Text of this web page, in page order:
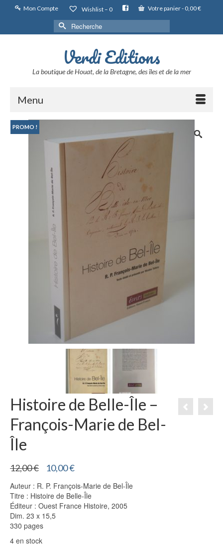
Mon Compte Wishlist – 0 Votre panier- 0,00€
Rechercher :
Verdi Editions
La boutique de Houat, de la Bretagne, des îles et de la mer
Menu
PROMO !
Histoire de Belle-Île –
François-Marie de Bel-
Île
12,00€
Le
prix
initial
était :
12,00 €.
10,00€Le
actuel
est :
10,00 €.
Auteur : R. P. François-Marie de Bel-Île
Titre : Histoire de Belle-Île
Éditeur : Ouest France Histoire, 2005
Dim. 23 x 15,5
330 pages
4 en stock